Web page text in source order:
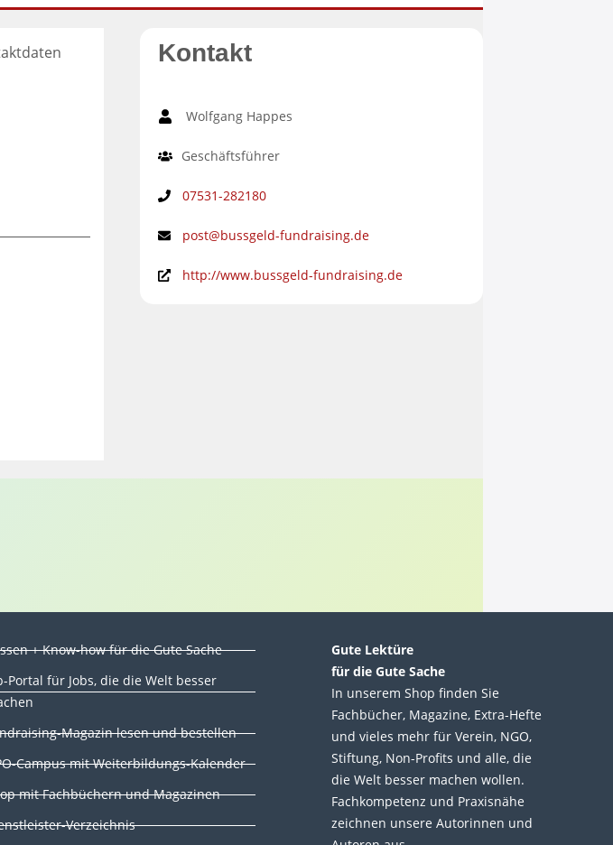
Kontakt
Wolfgang Happes
Geschäftsführer
07531-282180
post@bussgeld-fundraising.de
http://www.bussgeld-fundraising.de
+ Know-how für die Gute Sache
Portal für Jobs, die die Welt besser
Magazin lesen und bestellen
Campus mit Weiterbildungs-Kalender
mit Fachbüchern und Magazinen
Verzeichnis
Gute Lektüre
für die Gute Sache
In unserem Shop finden Sie
Fachbücher, Magazine, Extra-Hefte
und vieles mehr für Verein, NGO,
Stiftung, Non-Profits und alle, die
die Welt besser machen wollen.
Fachkompetenz und Praxisnähe
zeichnen unsere Autorinnen und